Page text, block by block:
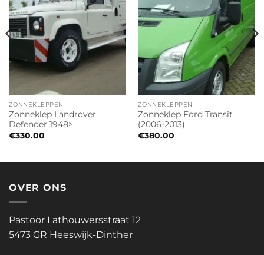
ZONNEKLEPPEN
Zonneklep Landrover
Defender 1948>
€330.00
ZONNEKLEPPEN
Zonneklep Ford Transit
(2006-2013)
€380.00
OVER ONS
Pastoor Lathouwersstraat 12
5473 GR Heeswijk-Dinther